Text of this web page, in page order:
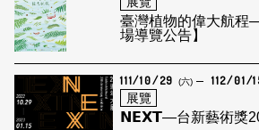
臺灣植物的偉大航程
場導覽公告】
111/10/29 (六) 112/01/
展覽
𝗡𝗘𝗫𝗧—台新藝術獎